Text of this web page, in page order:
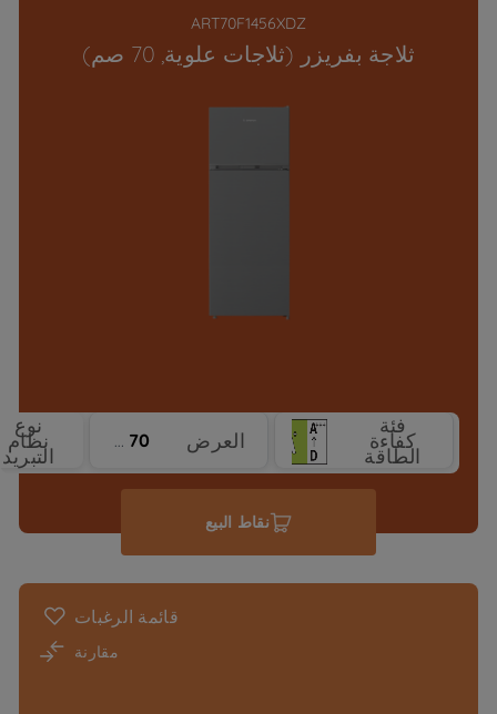
ART70F1456XDZ
ثلاجة بفريزر (ثلاجات علوية, 70 صم)
فئة
كفاءة
الطاقة
العرض 70 cm
نوع
نظام
التبريد
نقاط البيع
قائمة الرغبات
مقارنة